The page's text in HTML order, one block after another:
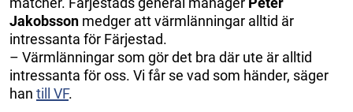
Jakobsson medger att värmlänningar alltid är
intressanta för Färjestad.
– Värmlänningar som gör det bra där ute är alltid
intressanta för oss. Vi får se vad som händer, säger
han till VF.